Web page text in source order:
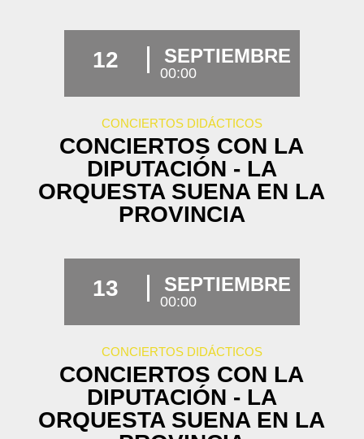
12 SEPTIEMBRE
00:00
CONCIERTOS DIDÁCTICOS
CONCIERTOS CON LA
DIPUTACIÓN - LA
ORQUESTA SUENA EN LA
PROVINCIA
13 SEPTIEMBRE
00:00
CONCIERTOS DIDÁCTICOS
CONCIERTOS CON LA
DIPUTACIÓN - LA
ORQUESTA SUENA EN LA